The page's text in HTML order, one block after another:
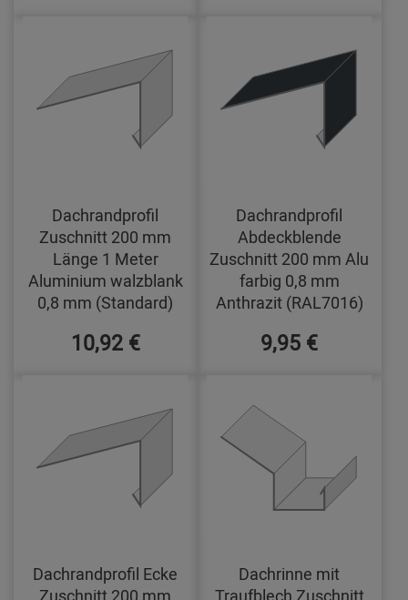
Dachrandprofil
Zuschnitt 200 mm
Länge 1 Meter
Aluminium walzblank
0,8 mm (Standard)
10,92 €
Dachrandprofil
Abdeckblende
Zuschnitt 200 mm Alu
farbig 0,8 mm
Anthrazit (RAL7016)
9,95 €
Dachrandprofil Ecke
Dachrinne mit